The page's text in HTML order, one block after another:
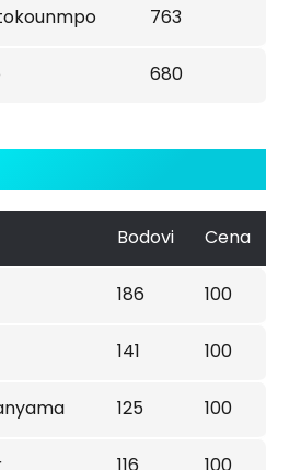
763
680
Bodovi Cena
186 100
141 100
125 100
116 100